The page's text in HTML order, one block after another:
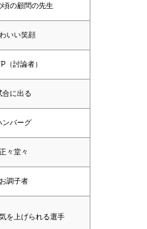
頃の顧問の先生
いい笑顔
（討論者）
合に出る
ンバーグ
正々堂々
お調子者
を上げられる選手